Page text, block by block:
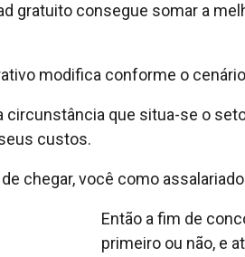
gratuito consegue somar a
modifica conforme o
circunstância que situa-se o
custos.
chegar, você como
Então a fim de
primeiro ou não, e